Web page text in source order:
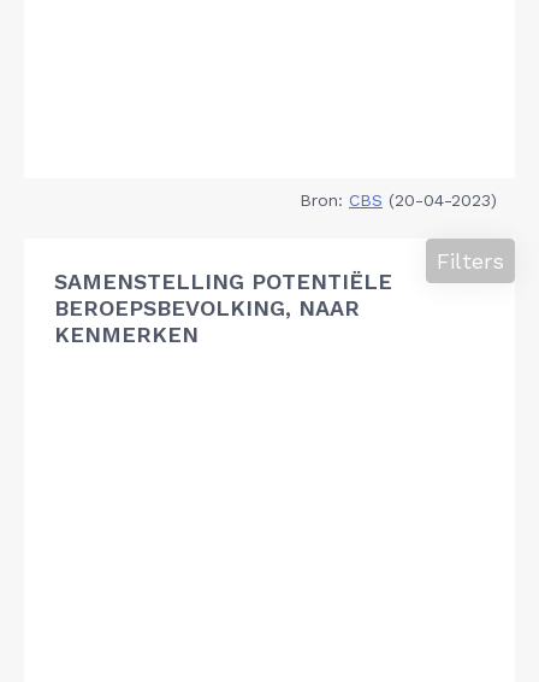
Bron: CBS (20-04-2023)
SAMENSTELLING POTENTIËLE
BEROEPSBEVOLKING, NAAR
KENMERKEN
Filters